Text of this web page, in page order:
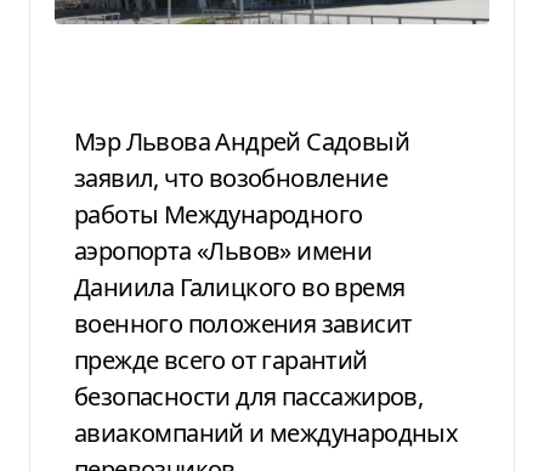
Мэр Львова Андрей Садовый
заявил, что возобновление
работы Международного
аэропорта «Львов» имени
Даниила Галицкого во время
военного положения зависит
прежде всего от гарантий
безопасности для пассажиров,
авиакомпаний и международных